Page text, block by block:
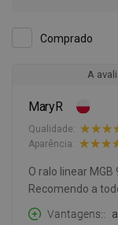
Comprado
A
MaryR
Qualidade:
Aparência:
O ralo linear
Recomendo a
Vantagens: